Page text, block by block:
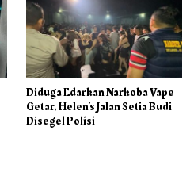
Diduga Edarkan Narkoba Vape
Getar, Helen’s Jalan Setia Budi
Disegel Polisi